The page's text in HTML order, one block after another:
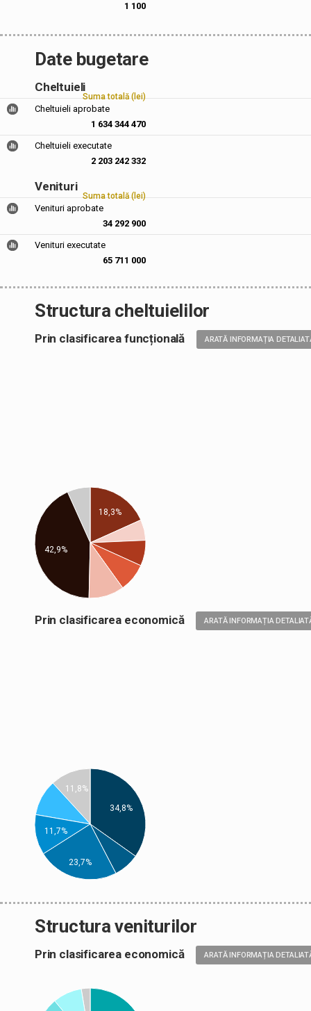
1 100
Date bugetare
Cheltuieli
Suma totală (lei)
Cheltuieli aprobate
1 634 344 470
Cheltuieli executate
2 203 242 332
Venituri
Suma totală (lei)
Venituri aprobate
34 292 900
Venituri executate
65 711 000
Structura cheltuielilor
Prin clasificarea funcțională ARATĂ INFORMAȚIA
18,3%
42,9%
Prin clasificarea economică ARATĂ INFORMAȚIA
34,8%
11,8%
11,7%
23,7%
Structura veniturilor
Prin clasificarea economică ARATĂ INFORMAȚIA